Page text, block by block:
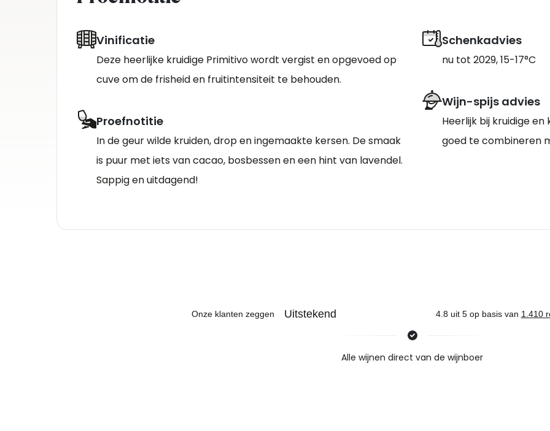
Vinificatie
Deze heerlijke kruidige Primitivo wordt vergist en opgevoed op
cuve om de frisheid en fruitintensiteit te behouden.
Proefnotitie
In de geur wilde kruiden, drop en ingemaakte kersen. De smaak
is puur met iets van cacao, bosbessen en een hint van lavendel.
Sappig en uitdagend!
Schenkadvies
nu tot 2029, 15-17°C
Wijn-spijs advies
Heerlijk bij kruidige
goed te combineren
Nieuws & inspiratie in Vineé Vineuse
Alle wijnen direct van de wijnboer